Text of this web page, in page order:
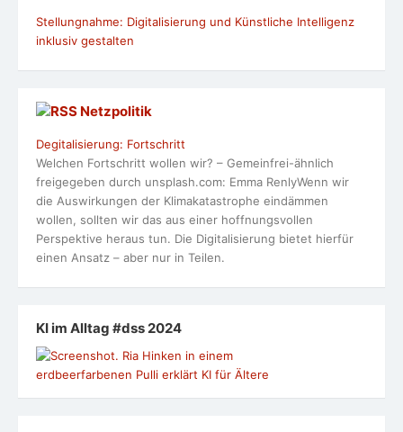
Stellungnahme: Digitalisierung und Künstliche Intelligenz
inklusiv gestalten
Netzpolitik
Degitalisierung: Fortschritt
Welchen Fortschritt wollen wir? – Gemeinfrei-ähnlich
freigegeben durch unsplash.com: Emma RenlyWenn wir
die Auswirkungen der Klimakatastrophe eindämmen
wollen, sollten wir das aus einer hoffnungsvollen
Perspektive heraus tun. Die Digitalisierung bietet hierfür
einen Ansatz – aber nur in Teilen.
KI im Alltag #dss 2024